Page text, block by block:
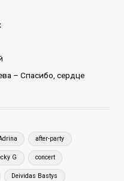
– Спасибо, сердце
after-party
G concert
Deividas Bastys